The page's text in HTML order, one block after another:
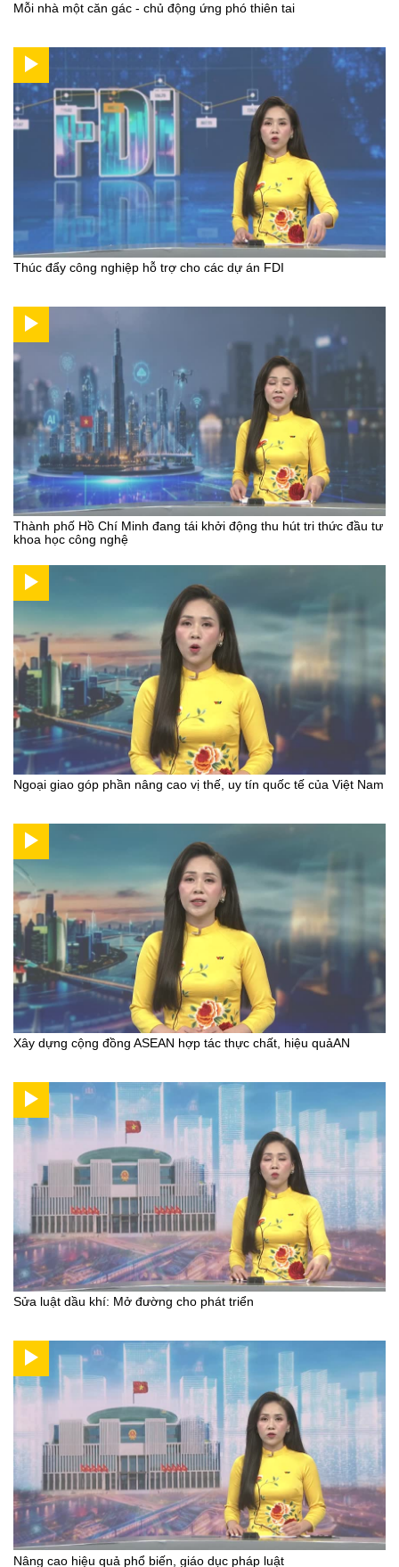
Mỗi nhà một căn gác - chủ động ứng phó thiên tai
Thúc đẩy công nghiệp hỗ trợ cho các dự án FDI
Thành phố Hồ Chí Minh đang tái khởi động thu hút tri thức đầu tư
khoa học công nghệ
Ngoại giao góp phần nâng cao vị thế, uy tín quốc tế của Việt Nam
Xây dựng cộng đồng ASEAN hợp tác thực chất, hiệu quảAN
Sửa luật dầu khí: Mở đường cho phát triển
Nâng cao hiệu quả phổ biến, giáo dục pháp luật